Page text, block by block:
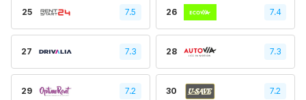
25 7.5 26 7.4
27 7.3 28 7.3
29 7.2 30 7.2